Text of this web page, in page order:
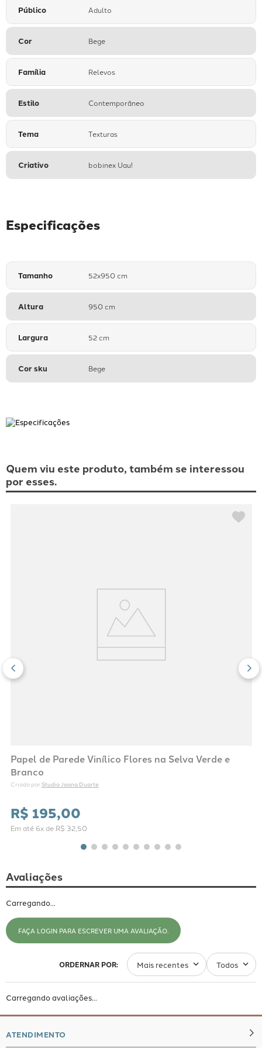
Público Adulto
Cor Bege
Família Relevos
Estilo Contemporâneo
Tema Texturas
Criativo bobinex Uau!
Especificações
Tamanho 52x950 cm
Altura 950 cm
Largura 52 cm
Cor sku Bege
Quem viu este produto, também se interessou
por esses.
Papel de Parede Vinílico Flores na Selva Verde e
Branco
Criado por Studio Joana Duarte
R$ 195,00
Em até 6x de R$ 32, 50
Avaliações
Carregando…
FAÇA LOGIN PARA ESCREVER UMA AVALIAÇÃO.
Mais recentes Todos
Carregando avaliações…
ATENDIMENTO